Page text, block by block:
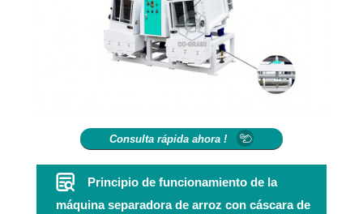
Consulta rápida ahora !
Principio de funcionamiento de la
máquina separadora de arroz con cáscara de